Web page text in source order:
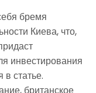
бремя
Киева, что,
инвестирования
в статье.